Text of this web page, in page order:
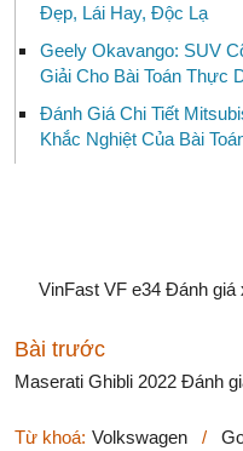
Đẹp, Lái Hay, Độc Lạ
Geely Okavango: SUV
Giải Cho Bài Toán Thực
Đánh Giá Chi Tiết
Khắc Nghiệt Của Bài
VinFast VF e34 Đánh giá
Bài trước
Maserati Ghibli 2022 Đánh
Từ khoá: Volkswagen /